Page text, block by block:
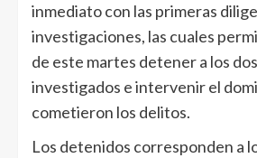
inmediato con las primeras
investigaciones, las cuales
de este martes detener a los
investigados e intervenir el
cometieron los delitos.
Los detenidos corresponden a